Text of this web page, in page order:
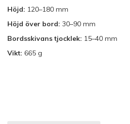
Höjd: 120–180 mm
Höjd över bord: 30–90 mm
Bordsskivans tjocklek: 15–40 mm
Vikt: 665 g